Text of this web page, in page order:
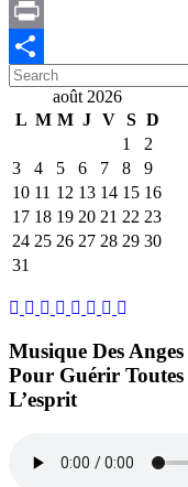
Translate
Copy
Link
Print
Partager
Search
for:
août 2026
L M M J V S D
1
2
3
4 5 6 7 8
9
10 11 12 13 14 15 16
17 18 19 20 21 22 23
24 25 26 27 28 29 30
31
Musique Des
Pour Guérir
L’esprit